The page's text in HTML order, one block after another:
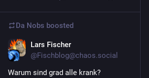
Da Nobs boosted
Lars Fischer
@Fischblog@chaos.social
Warum sind grad alle krank?